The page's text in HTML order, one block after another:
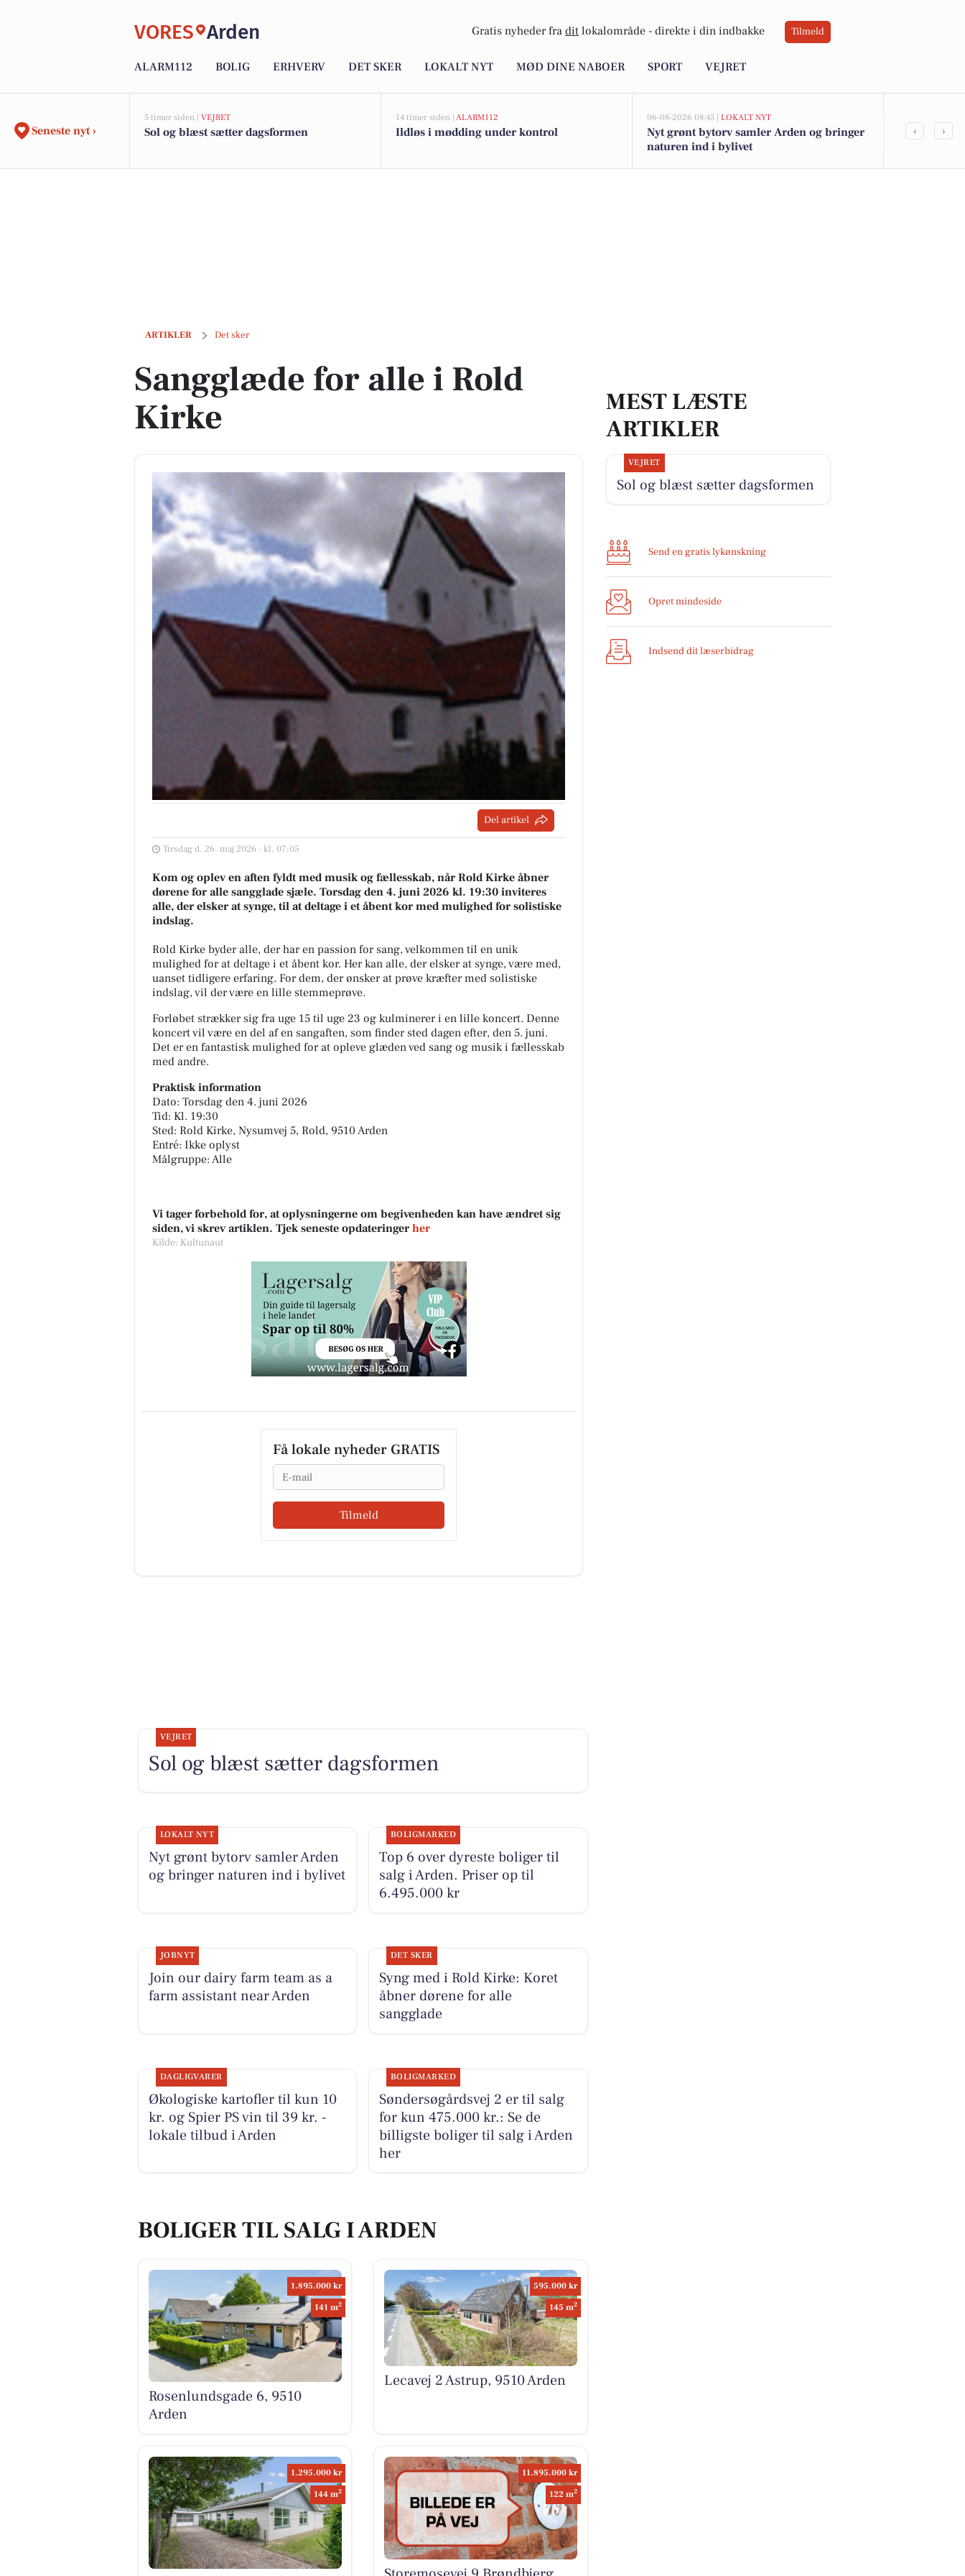
VORES Arden Gratis nyheder fra dit lokalområde - direkte i din indbakke Tilmeld
ALARM112 BOLIG ERHVERV DET SKER LOKALT NYT MØD DINE NABOER SPORT VEJRET
Seneste nyt ›
5 timer siden | VEJRET
Sol og blæst sætter dagsformen
14 timer siden | ALARM112
Ildløs i mødding under kontrol
06-08-2026 08:45 | LOKALT NYT
Nyt grønt bytorv samler Arden og bringer
naturen ind i bylivet
Top 6 over
‹ ›
ARTIKLER Det sker
Sangglæde for alle i Rold Kirke
Sangglæde for alle i Rold
Kirke
Del artikel
Tirsdag d. 26. maj 2026 - kl. 07:05
Kom og oplev en aften fyldt med musik og fællesskab, når Rold Kirke åbner
dørene for alle sangglade sjæle. Torsdag den 4. juni 2026 kl. 19:30 inviteres
alle, der elsker at synge, til at deltage i et åbent kor med mulighed for solistiske
indslag.
Rold Kirke byder alle, der har en passion for sang, velkommen til en unik
mulighed for at deltage i et åbent kor. Her kan alle, der elsker at synge, være med,
uanset tidligere erfaring. For dem, der ønsker at prøve kræfter med solistiske
indslag, vil der være en lille stemmeprøve.
Forløbet strækker sig fra uge 15 til uge 23 og kulminerer i en lille koncert. Denne
koncert vil være en del af en sangaften, som finder sted dagen efter, den 5. juni.
Det er en fantastisk mulighed for at opleve glæden ved sang og musik i fællesskab
med andre.
Praktisk information
Dato: Torsdag den 4. juni 2026
Tid: Kl. 19:30
Sted: Rold Kirke, Nysumvej 5, Rold, 9510 Arden
Entré: Ikke oplyst
Målgruppe: Alle
Vi tager forbehold for, at oplysningerne om begivenheden kan have ændret sig
siden, vi skrev artiklen. Tjek seneste opdateringer her
Kilde: Kultunaut
Få lokale nyheder GRATIS
Email
Tilmeld
MEST LÆSTE
ARTIKLER
VEJRET
Sol og blæst sætter dagsformen
Send en gratis lykønskning
Opret mindeside
Indsend dit læserbidrag
VEJRET
Sol og blæst sætter dagsformen
LOKALT NYT
Nyt grønt bytorv samler Arden
og bringer naturen ind i bylivet
BOLIGMARKED
Top 6 over dyreste boliger til
salg i Arden. Priser op til
6.495.000 kr
JOBNYT
Join our dairy farm team as a
farm assistant near Arden
DET SKER
Syng med i Rold Kirke: Koret
åbner dørene for alle
sangglade
DAGLIGVARER
Økologiske kartofler til kun 10
kr. og Spier PS vin til 39 kr. -
lokale tilbud i Arden
BOLIGMARKED
Søndersøgårdsvej 2 er til salg
for kun 475.000 kr.: Se de
billigste boliger til salg i Arden
her
BOLIGER TIL SALG I ARDEN
1.895.000 kr
141 m2
Rosenlundsgade 6, 9510
Arden
595.000 kr
145 m2
Lecavej 2 Astrup, 9510 Arden
1.295.000 kr
144 m2
11.895.000 kr
122 m2